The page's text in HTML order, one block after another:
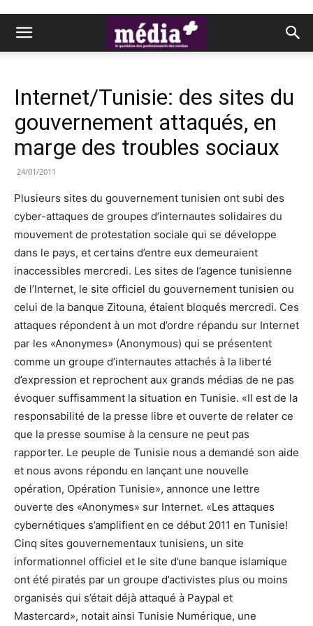
Internet/Tunisie: des sites du
gouvernement attaqués, en
marge des troubles sociaux
24/01/2011
Plusieurs sites du gouvernement tunisien ont subi des
cyber-attaques de groupes d’internautes solidaires du
mouvement de protestation sociale qui se développe
dans le pays, et certains d’entre eux demeuraient
inaccessibles mercredi. Les sites de l’agence tunisienne
de l’Internet, le site officiel du gouvernement tunisien ou
celui de la banque Zitouna, étaient bloqués mercredi. Ces
attaques répondent à un mot d’ordre répandu sur Internet
par les «Anonymes» (Anonymous) qui se présentent
comme un groupe d’internautes attachés à la liberté
d’expression et reprochent aux grands médias de ne pas
évoquer suffisamment la situation en Tunisie. «Il est de la
responsabilité de la presse libre et ouverte de relater ce
que la presse soumise à la censure ne peut pas
rapporter. Le peuple de Tunisie nous a demandé son aide
et nous avons répondu en lançant une nouvelle
opération, Opération Tunisie», annonce une lettre
ouverte des «Anonymes» sur Internet. «Les attaques
cybernétiques s’amplifient en ce début 2011 en Tunisie!
Cinq sites gouvernementaux tunisiens, un site
informationnel officiel et le site d’une banque islamique
ont été piratés par un groupe d’activistes plus ou moins
organisés qui s’était déjà attaqué à Paypal et
Mastercard», notait ainsi Tunisie Numérique, une